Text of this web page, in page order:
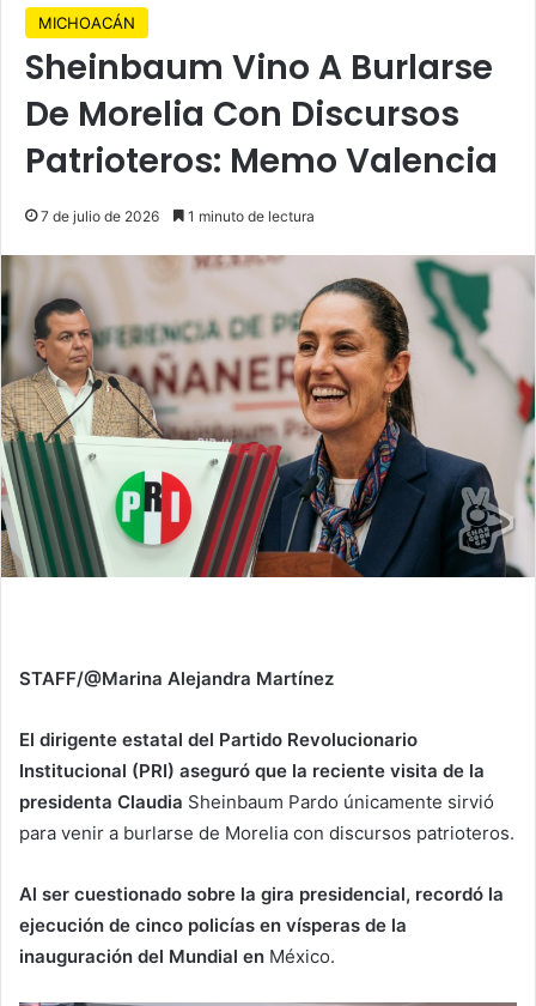
MICHOACÁN
Sheinbaum Vino A Burlarse
De Morelia Con Discursos
Patrioteros: Memo Valencia
7 de julio de 2026 1 minuto de lectura
STAFF/@Marina Alejandra Martínez
El dirigente estatal del Partido Revolucionario
Institucional (PRI) aseguró que la reciente visita de la
presidenta Claudia Sheinbaum Pardo únicamente sirvió
para venir a burlarse de Morelia con discursos patrioteros.
Al ser cuestionado sobre la gira presidencial, recordó la
ejecución de cinco policías en vísperas de la
inauguración del Mundial en México.